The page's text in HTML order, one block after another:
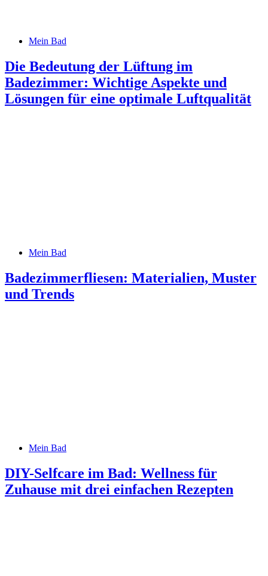
Mein Bad
Die Bedeutung der Lüftung im
Badezimmer: Wichtige Aspekte und
Lösungen für eine optimale Luftqualität
Mein Bad
Badezimmerfliesen: Materialien, Muster
und Trends
Mein Bad
DIY-Selfcare im Bad: Wellness für
Zuhause mit drei einfachen Rezepten